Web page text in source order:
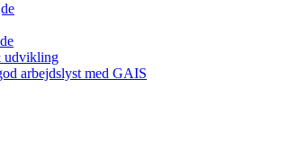
udvikling
arbejdslyst med GAIS